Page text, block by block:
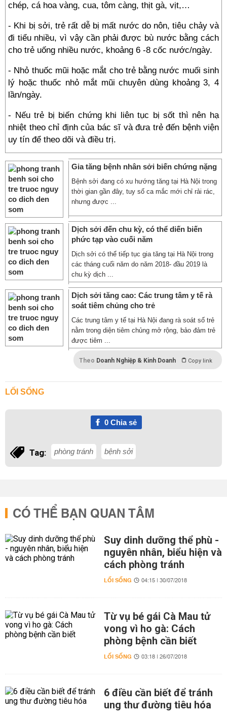
chép, cá hoa vàng, cua, tôm càng, thịt gà, vịt,…
- Khi bị sởi, trẻ rất dễ bị mất nước do nôn, tiêu chảy và
đi tiểu nhiều, vì vậy cần phải được bù nước bằng cách
cho trẻ uống nhiều nước, khoảng 6 -8 cốc nước/ngày.
- Nhỏ thuốc mũi hoặc mắt cho trẻ bằng nước muối sinh
lý hoặc thuốc nhỏ mắt mũi chuyên dùng khoảng 3, 4
lần/ngày.
- Nếu trẻ bị biến chứng khi liên tục bị sốt thì nên hạ
nhiệt theo chỉ định của bác sĩ và đưa trẻ đến bệnh viện
uy tín để theo dõi và điều trị.
Gia tăng bệnh nhân sởi biến chứng nặng
Bệnh sởi đang có xu hướng tăng tại Hà Nội trong
thời gian gần đây, tuy số ca mắc mới chỉ rải rác,
nhưng được ...
Dịch sởi đến chu kỳ, có thể diến biến
phức tạp vào cuối năm
Dịch sởi có thể tiếp tục gia tăng tại Hà Nội trong
các tháng cuối năm do năm 2018- đầu 2019 là
chu kỳ dịch ...
Dịch sởi tăng cao: Các trung tâm y tế rà
soát tiêm chủng cho trẻ
Các trung tâm y tế tại Hà Nội đang rà soát số trẻ
nằm trong diện tiêm chủng mở rộng, bảo đảm trẻ
được tiêm ...
Theo Doanh Nghiệp & Kinh Doanh Copy link
LỐI SỐNG
0Chia sẻ
Tag: phòng tránh bệnh sởi
CÓ THỂ BẠN QUAN TÂM
Suy dinh dưỡng thể phù -
nguyên nhân, biểu hiện và
cách phòng tránh
LỐI SỐNG 04:15 | 30/07/2018
Từ vụ bé gái Cà Mau tử
vong vì ho gà: Cách
phòng bệnh cần biết
LỐI SỐNG 03:18 | 26/07/2018
6 điều cần biết để tránh
ung thư đường tiêu hóa